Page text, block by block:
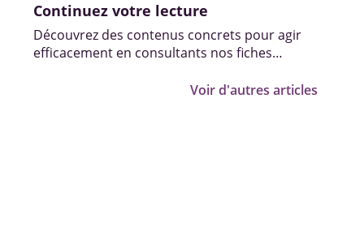
Continuez votre lecture
Découvrez des contenus concrets pour agir
efficacement en consultants nos fiches
Voir d'autres articles